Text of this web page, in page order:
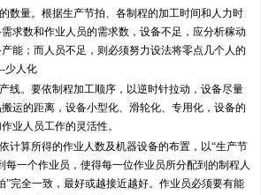
量。根据生产节拍、各制程的加工时间和人力时
求数和作业人员的需求数，设备不足，应分析稼动
能；而人员不足，则必须努力设法将零点几个人的
少人化
。要依制程加工顺序，以逆时针拉动，设备尽量
运的距离，设备小型化、滑轮化、专用化，设备的
业人员工作的灵活性。
算所得的作业人数及机器设备的布置，以“生产节
每一个作业员，使得每一位作业员所分配到的制程人
”完全一致，最好或越接近越好。作业员必须要有能